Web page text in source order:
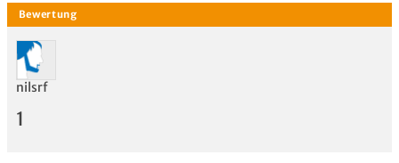
nilsrf
1